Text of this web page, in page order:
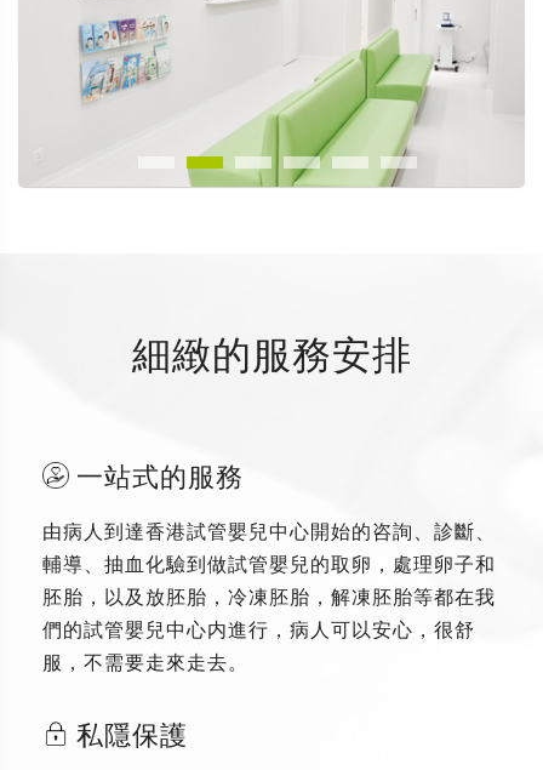
細緻的服務安排
一站式的服務
由病人到達香港試管嬰兒中心開始的咨詢、診斷、
輔導、抽血化驗到做試管嬰兒的取卵，處理卵子和
胚胎，以及放胚胎，冷凍胚胎，解凍胚胎等都在我
們的試管嬰兒中心内進行，病人可以安心，很舒
服，不需要走來走去。
私隱保護